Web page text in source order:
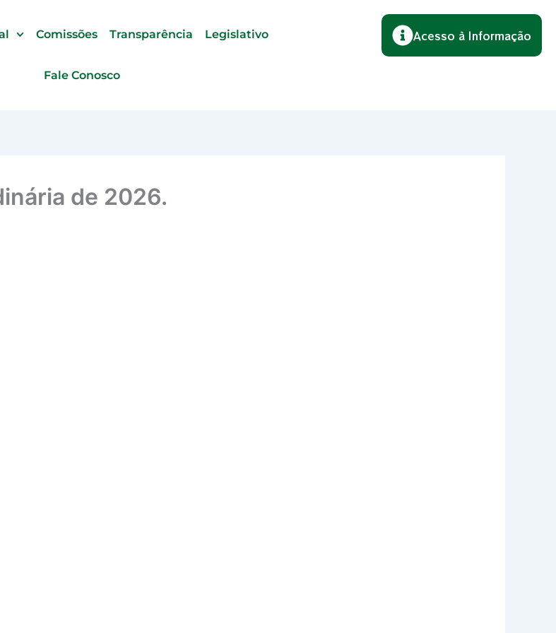
Comissões Transparência Legislativo
Fale Conosco
Acesso à Informação
de 2026.